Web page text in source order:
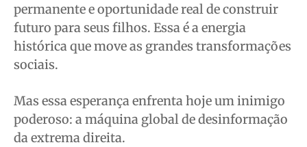
permanente e oportunidade real de construir
futuro para seus filhos. Essa é a energia
histórica que move as grandes transformações
sociais.
Mas essa esperança enfrenta hoje um inimigo
poderoso: a máquina global de desinformação
da extrema direita.